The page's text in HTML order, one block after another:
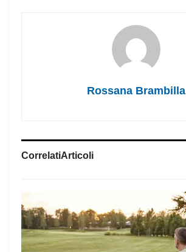
Rossana Brambilla
CorrelatiArticoli